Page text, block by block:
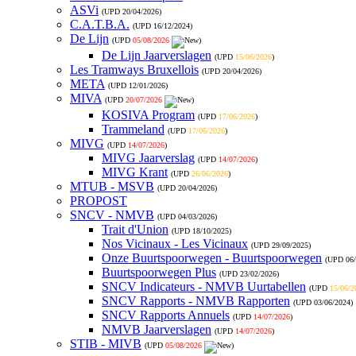
ASVi (UPD 20/04/2026)
C.A.T.B.A. (UPD 16/12/2024)
De Lijn (UPD 05/08/2026 )
De Lijn Jaarverslagen (UPD 15/06/2026)
Les Tramways Bruxellois (UPD 20/04/2026)
META (UPD 12/01/2026)
MIVA (UPD 20/07/2026 )
KOSIVA Program (UPD 17/06/2026)
Trammeland (UPD 17/06/2026)
MIVG (UPD 14/07/2026)
MIVG Jaarverslag (UPD 14/07/2026)
MIVG Krant (UPD 26/06/2026)
MTUB - MSVB (UPD 20/04/2026)
PROPOST
SNCV - NMVB (UPD 04/03/2026)
Trait d'Union (UPD 18/10/2025)
Nos Vicinaux - Les Vicinaux (UPD 29/09/2025)
Onze Buurtspoorwegen - Buurtspoorwegen (UPD
Buurtspoorwegen Plus (UPD 23/02/2026)
SNCV Indicateurs - NMVB Uurtabellen (UPD 15/06/
SNCV Rapports - NMVB Rapporten (UPD 03/06/2024)
SNCV Rapports Annuels (UPD 14/07/2026)
NMVB Jaarverslagen (UPD 14/07/2026)
STIB - MIVB (UPD 05/08/2026 )